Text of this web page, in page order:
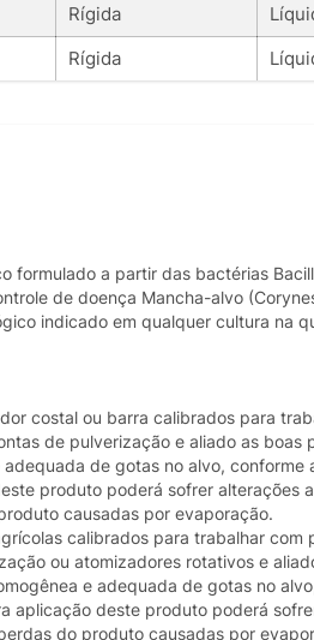
Rígida
Rígida
a partir das bactérias
de doença Mancha-alvo
indicado em qualquer cultura na
costal ou barra calibrados para
de pulverização e aliado as boas
de gotas no alvo, conforme
produto poderá sofrer alterações
causadas por evaporação.
calibrados para trabalhar
ou atomizadores rotativos e
e adequada de gotas no
aplicação deste produto poderá
do produto causadas por